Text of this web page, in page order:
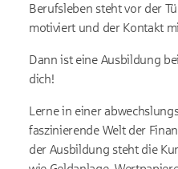
Berufsleben steht vor der
motiviert und der Kontakt
Dann ist eine Ausbildung
dich!
Lerne in einer
faszinierende Welt der
der Ausbildung steht die